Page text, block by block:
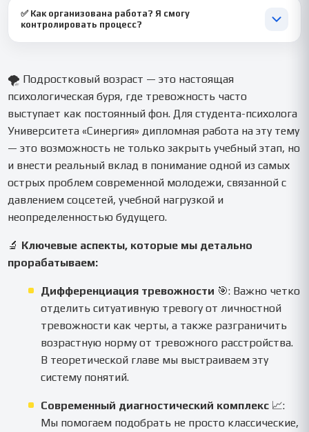
методики в новой среде).
структурированную презентацию в PowerPoint, тезисы для
выступления на 5-7 минут.
✅ Как организована работа? Я смогу
контролировать процесс?
практика, выводы). Вы вносите правки на каждом этапе, что
🌪️ Подростковый возраст — это настоящая
психологическая буря, где тревожность часто
выступает как постоянный фон. Для студента-психолога
Университета «Синергия» дипломная работа на эту тему
— это возможность не только закрыть учебный этап, но
и внести реальный вклад в понимание одной из самых
острых проблем современной молодежи, связанной с
давлением соцсетей, учебной нагрузкой и
неопределенностью будущего.
🔬 Ключевые аспекты, которые мы детально
прорабатываем:
Дифференциация тревожности 🎯: Важно четко
отделить ситуативную тревогу от личностной
тревожности как черты, а также разграничить
возрастную норму от тревожного расстройства.
В теоретической главе мы выстраиваем эту
систему понятий.
Современный диагностический комплекс 📈:
Мы помогаем подобрать не просто классические,